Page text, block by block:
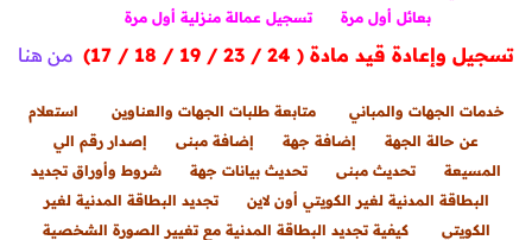
بعائل أول مرة
تسجيل عمالة منزلية أول مرة
تسجيل وإعادة قيد مادة ( 24 / 23 / 19 / 18 / 17) من هنا
خدمات الجهات والمباني متابعة طلبات الجهات والعناوين
استعلام
عن حالة الجهة
إضافة جهة إضافة مبنى
إصدار رقم الي
المسيعة
تحديث مبنى تحديث بيانات جهة
شروط وأوراق تجديد
البطاقة المدنية لغير الكويتي أون لاين
تجديد البطاقة المدنية لغير
الكويتي
كيفية تجديد البطاقة المدنية مع تغيير الصورة الشخصية